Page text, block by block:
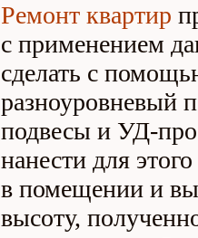
Ремонт квартир
с применением
сделать с
разноуровневый
подвесы и УД-
нанести для
в помещении и
высоту,